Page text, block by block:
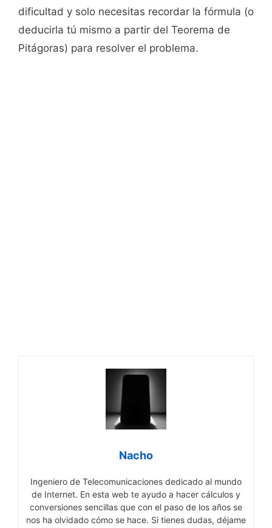
dificultad y solo necesitas recordar la fórmula (o
deducirla tú mismo a partir del Teorema de
Pitágoras) para resolver el problema.
Nacho
Ingeniero de Telecomunicaciones dedicado al mundo
de Internet. En esta web te ayudo a hacer cálculos y
conversiones sencillas que con el paso de los años se
nos ha olvidado cómo se hace. Si tienes dudas, déjame